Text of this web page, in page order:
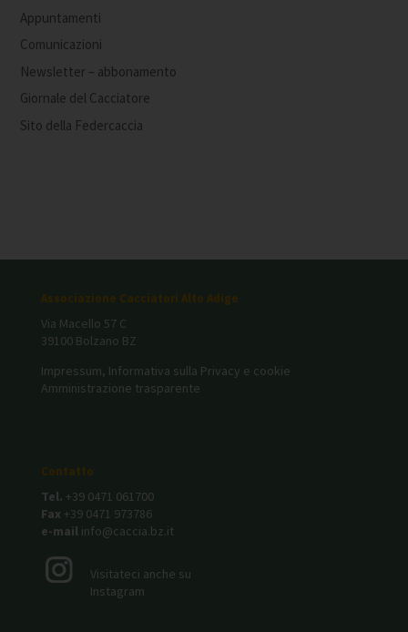
Appuntamenti
Comunicazioni
Newsletter – abbonamento
Giornale del Cacciatore
Sito della Federcaccia
Associazione Cacciatori Alto Adige
Via Macello 57 C
39100 Bolzano BZ
Impressum, Informativa sulla Privacy e cookie
Amministrazione trasparente
Contatto
Tel. +39 0471 061700
Fax +39 0471 973786
e-mail info@caccia.bz.it
Visitateci anche su
Instagram